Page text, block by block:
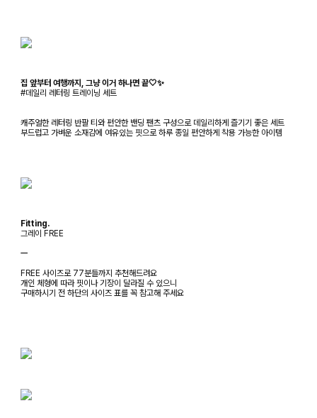
집 앞부터 여행까지, 그냥 이거 하나면 끝🤍✨
#데일리 레터링 트레이닝 세트
캐주얼한 레터링 반팔 티와 편안한 밴딩 팬츠 구성으로 데일리하게 즐기기 좋은 세트
부드럽고 가벼운 소재감에 여유있는 핏으로 하루 종일 편안하게 착용 가능한 아이템
Fitting.
그레이 FREE
ㅡ
FREE 사이즈로 77분들까지 추천해드려요
개인 체형에 따라 핏이나 기장이 달라질 수 있으니
구매하시기 전 하단의 사이즈 표를 꼭 참고해 주세요